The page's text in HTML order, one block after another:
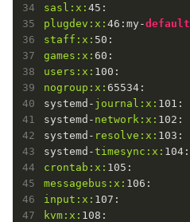
sasl: x: 45
plugdev: x: 46 :my-default
staff: x: 50
games: x: 60
users: x: 100
nogroup: x: 65534 :
systemd- journal: x: 101 :
systemd- network: x: 102 :
systemd- resolve: x: 103 :
systemd-timesync: x: 104
crontab: x: 105
messagebus: x: 106
input: x: 107
kvm: x: 108